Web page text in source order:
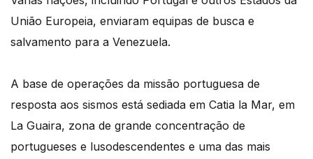
União Europeia, enviaram equipas de busca e
salvamento para a Venezuela.
A base de operações da missão portuguesa de
resposta aos sismos está sediada em Catia la Mar, em
La Guaira, zona de grande concentração de
portugueses e lusodescendentes e uma das mais